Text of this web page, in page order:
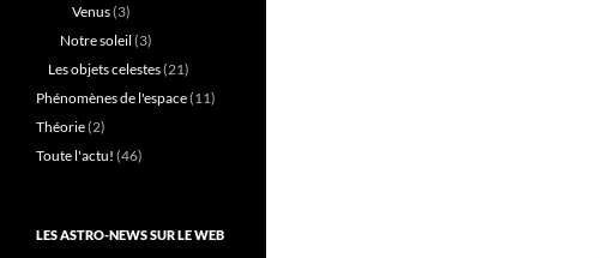
Venus(3)
Notre soleil (3)
Les objets celestes(21)
Phénomènes de l'espace(11)
Théorie(2)
Toute l'actu! (46)
LES ASTRO-NEWS SUR LE WEB